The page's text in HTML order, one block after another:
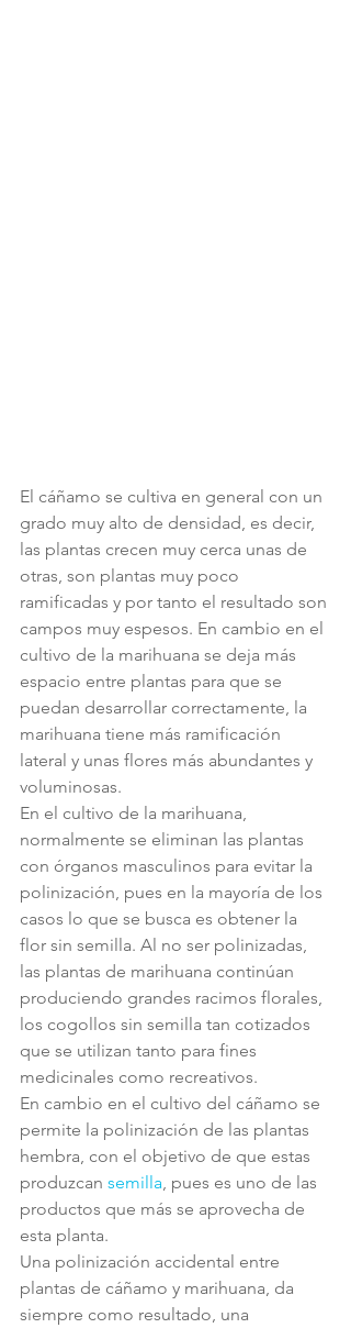
El cáñamo se cultiva en general con un
grado muy alto de densidad, es decir,
las plantas crecen muy cerca unas de
otras, son plantas muy poco
ramificadas y por tanto el resultado son
campos muy espesos. En cambio en el
cultivo de la marihuana se deja más
espacio entre plantas para que se
puedan desarrollar correctamente, la
marihuana tiene más ramificación
lateral y unas flores más abundantes y
voluminosas.
En el cultivo de la marihuana,
normalmente se eliminan las plantas
con órganos masculinos para evitar la
polinización, pues en la mayoría de los
casos lo que se busca es obtener la
flor sin semilla. Al no ser polinizadas,
las plantas de marihuana continúan
produciendo grandes racimos florales,
los cogollos sin semilla tan cotizados
que se utilizan tanto para fines
medicinales como recreativos.
En cambio en el cultivo del cáñamo se
permite la polinización de las plantas
hembra, con el objetivo de que estas
produzcan semilla, pues es uno de las
productos que más se aprovecha de
esta planta.
Una polinización accidental entre
plantas de cáñamo y marihuana, da
siempre como resultado, una